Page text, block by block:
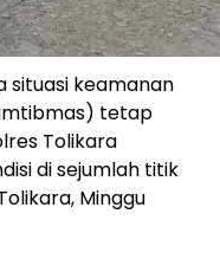
situasi keamanan
tetap
Tolikara
di sejumlah titik
Minggu